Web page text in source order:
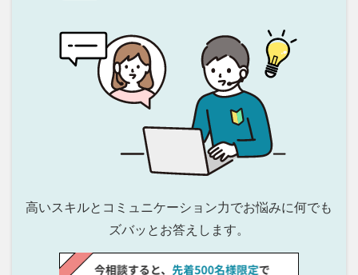
高いスキルとコミュニケーション力でお悩みに何でも
ズバッとお答えします。